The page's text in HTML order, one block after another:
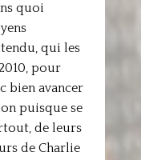
quoi
qui les
pour
bien avancer
puisque se
de leurs
de Charlie